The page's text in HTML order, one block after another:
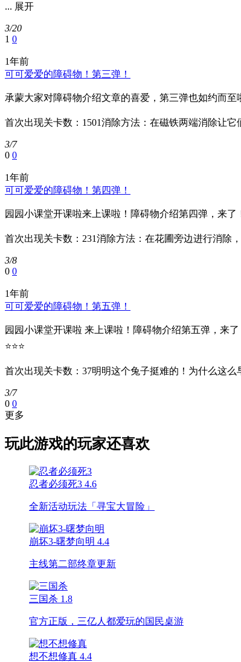
... 展开
3/20
1 0
1年前
可可爱爱的障碍物！第三弹！
承蒙大家对障碍物介绍文章的喜爱，第三弹也如约而至
首次出现关卡数：1501消除方法：在磁铁两端消除让
3/7
0 0
1年前
可可爱爱的障碍物！第四弹！
园园小课堂开课啦来上课啦！障碍物介绍第四弹，来了
首次出现关卡数：231消除方法：在花圃旁边进行消除
3/8
0 0
1年前
可可爱爱的障碍物！第五弹！
园园小课堂开课啦 来上课啦！障碍物介绍第五弹，来
⭐⭐⭐
首次出现关卡数：37明明这个兔子挺难的！为什么这
3/7
0 0
更多
玩此游戏的玩家还喜欢
忍者必须死3 4.6
全新活动玩法「寻宝大冒险」
崩坏3-曙梦向明 4.4
主线第二部终章更新
三国杀 1.8
官方正版，三亿人都爱玩的国民桌游
想不想修真 4.4